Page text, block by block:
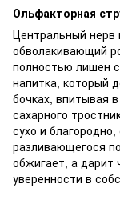
Ольфакторная
Центральный нерв
обволакивающий
полностью лишен
напитка, который
бочках, впитывая
сахарного
сухо и
разливающегося
обжигает, а дарит
уверенности в